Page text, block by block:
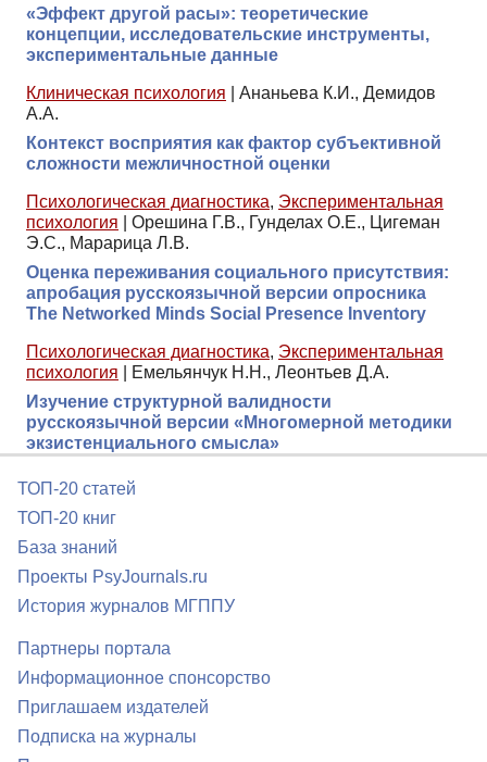
«Эффект другой расы»: теоретические
концепции, исследовательские инструменты,
экспериментальные данные
Клиническая психология
Ананьева К.И., Демидов
А.А.
Контекст восприятия как фактор субъективной
сложности межличностной оценки
Психологическая диагностика, Экспериментальная
психология
Орешина Г.В., Гунделах О.Е., Цигеман
Э.С., Марарица Л.В.
Оценка переживания социального присутствия:
апробация русскоязычной версии опросника
The Networked Minds Social Presence Inventory
Психологическая диагностика, Экспериментальная
психология
Емельянчук Н.Н., Леонтьев Д.А.
Изучение структурной валидности
русскоязычной версии «Многомерной методики
экзистенциального смысла»
ТОП-20 статей
ТОП-20 книг
База знаний
Проекты PsyJournals.ru
История журналов МГППУ
Партнеры портала
Информационное спонсорство
Приглашаем издателей
Подписка на журналы